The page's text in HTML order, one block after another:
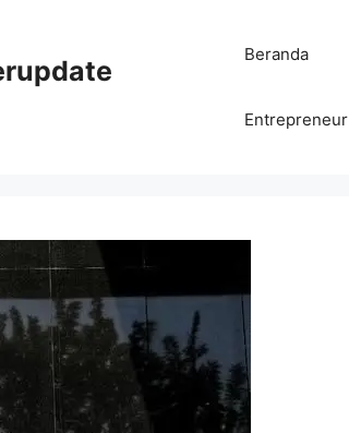
Beranda
Entrepreneur